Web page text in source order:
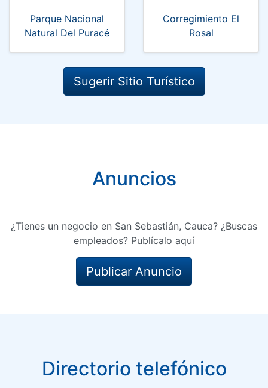
Parque Nacional
Natural Del Puracé
Corregimiento El
Rosal
Sugerir Sitio Turístico
Anuncios
¿Tienes un negocio en San Sebastián, Cauca? ¿Buscas
empleados? Publícalo aquí
Publicar Anuncio
Directorio telefónico